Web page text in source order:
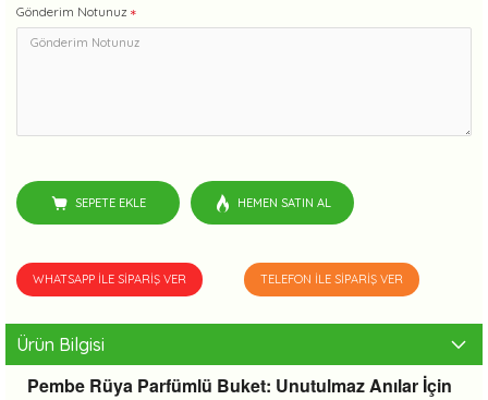
WHATSAPP İLE SIPARIŞ VER TELEFON İLE SIPARIŞ VER
Gönderim Notunuz
SEPETE EKLE HEMEN SATIN AL
Ürün Bilgisi
Pembe Rüya Parfümlü Buket: Unutulmaz Anılar İçin